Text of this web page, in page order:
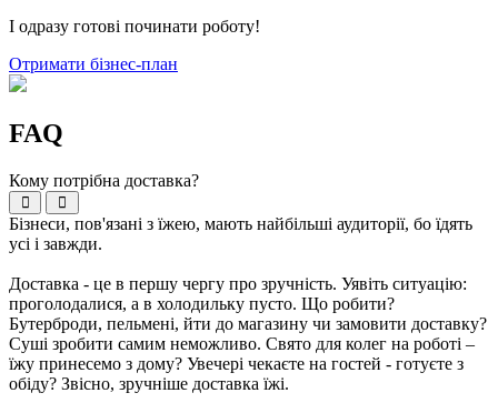
І одразу готові починати роботу!
Отримати бізнес-план
FAQ
Кому потрібна доставка?
Бізнеси, пов'язані з їжею, мають найбільші аудиторії, бо їдять
усі і завжди.
Доставка - це в першу чергу про зручність. Уявіть ситуацію:
проголодалися, а в холодильку пусто. Що робити?
Бутерброди, пельмені, йти до магазину чи замовити доставку?
Суші зробити самим неможливо. Свято для колег на роботі –
їжу принесемо з дому? Увечері чекаєте на гостей - готуєте з
обіду? Звісно, зручніше доставка їжі.